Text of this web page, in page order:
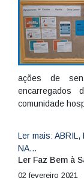
ações de
encarregados
comunidade
Ler mais: ABRIL,
NA...
Ler Faz Bem à
02 fevereiro 2021